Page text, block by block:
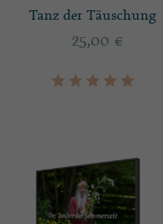
Tanz der Täuschung
25,00 €